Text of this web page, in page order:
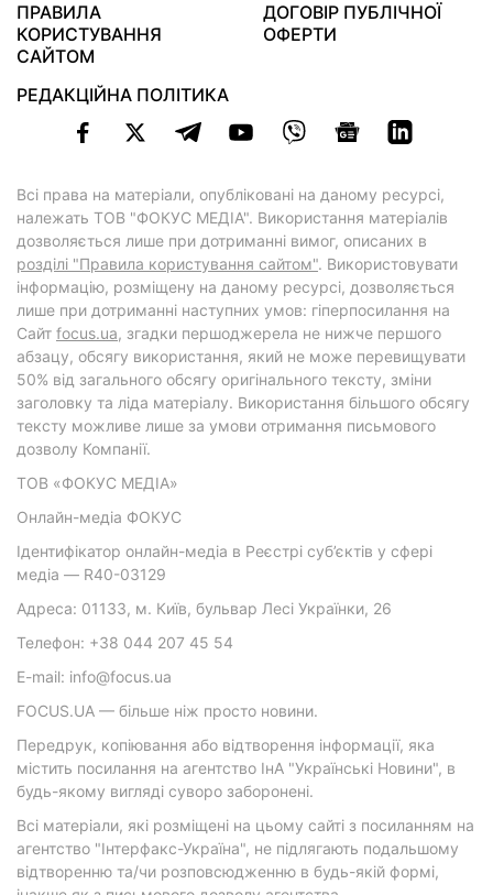
ПРАВИЛА
КОРИСТУВАННЯ
САЙТОМ
ДОГОВІР ПУБЛІЧНОЇ
ОФЕРТИ
РЕДАКЦІЙНА ПОЛІТИКА
Всі права на матеріали, опубліковані на даному ресурсі,
належать ТОВ "ФОКУС МЕДІА". Використання матеріалів
дозволяється лише при дотриманні вимог, описаних в
розділі "Правила користування сайтом". Використовувати
інформацію, розміщену на даному ресурсі, дозволяється
лише при дотриманні наступних умов: гіперпосилання на
Cайт focus.ua, згадки першоджерела не нижче першого
абзацу, обсягу використання, який не може перевищувати
50% від загального обсягу оригінального тексту, зміни
заголовку та ліда матеріалу. Використання більшого обсягу
тексту можливе лише за умови отримання письмового
дозволу Компанії.
ТОВ «ФОКУС МЕДІА»
Онлайн-медіа ФОКУС
Ідентифікатор онлайн-медіа в Реєстрі суб’єктів у сфері
медіа — R40-03129
Адреса: 01133, м. Київ, бульвар Лесі Українки, 26
Телефон: +38 044 207 45 54
E-mail: info@focus.ua
FOCUS.UA — більше ніж просто новини.
Передрук, копіювання або відтворення інформації, яка
містить посилання на агентство ІнА "Українські Новини", в
будь-якому вигляді суворо заборонені.
Всі матеріали, які розміщені на цьому сайті з посиланням на
агентство "Інтерфакс-Україна", не підлягають подальшому
відтворенню та/чи розповсюдженню в будь-якій формі,